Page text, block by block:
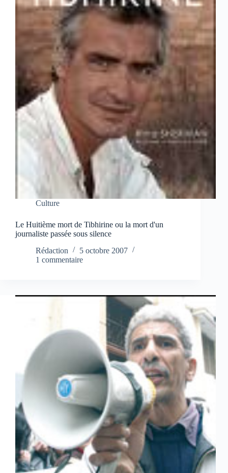
Culture
Le Huitième mort de Tibhirine ou la mort d'un
journaliste passée sous silence
Rédaction
5 octobre 2007
1 commentaire